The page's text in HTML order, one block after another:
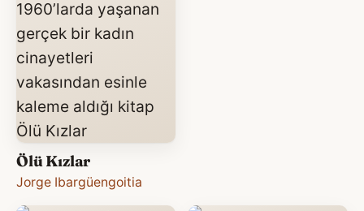
Ölü Kızlar
Jorge Ibargüengoitia